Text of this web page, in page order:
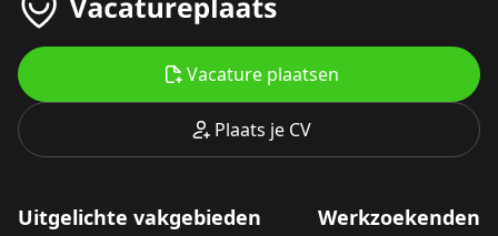
Plaats je CV
Vacature plaatsen
Uitgelichte vakgebieden Werkzoekenden